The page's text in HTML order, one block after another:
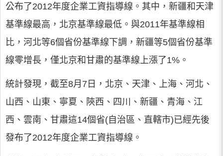
公布了2012年度企業工資指導線。其中，新疆和天津
基準線最高，北京基準線最低。與2011年基準線相
比，河北等6個省份基準線下調，新疆等5個省份基準
線零增長，僅北京和甘肅的基準線上漲了1%。
統計發現，截至8月7日，北京、天津、上海、河北、
山西、山東、寧夏、陝西、四川、新疆、青海、江
西、雲南、甘肅這14個省(自治區、直轄市)已經先後
發布了2012年度企業工資指導線。